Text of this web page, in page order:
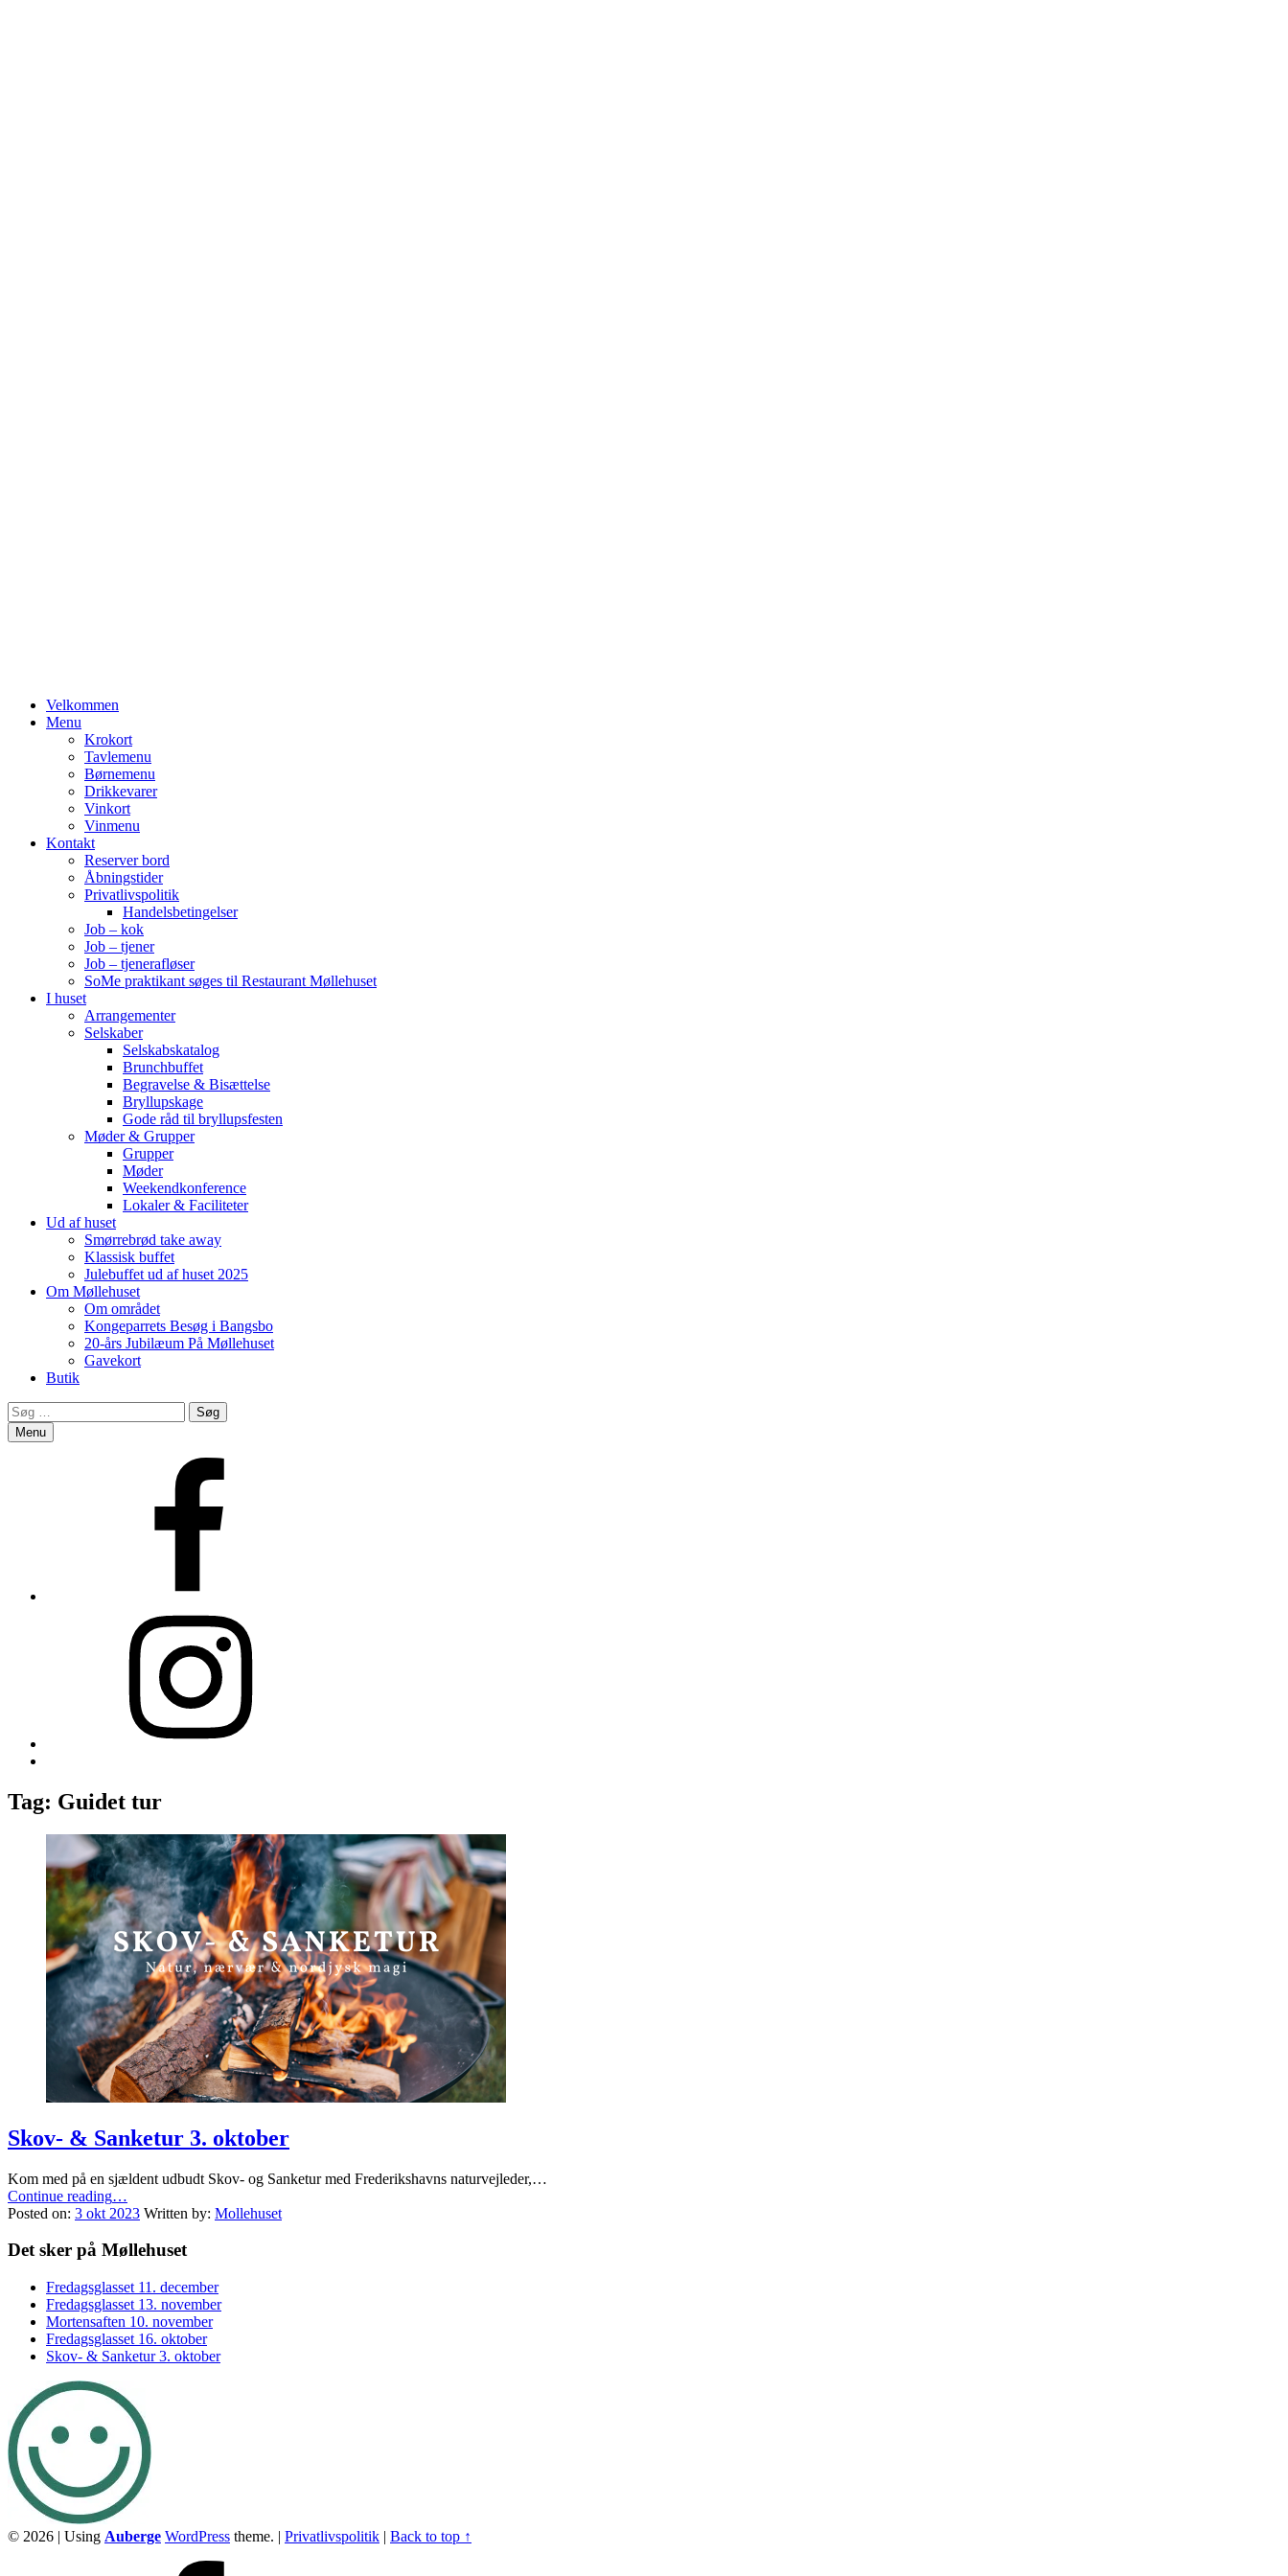
Primary
Menu
Velkommen
Menu
Krokort
Tavlemenu
Børnemenu
Drikkevarer
Vinkort
Vinmenu
Kontakt
Reserver bord
Åbningstider
Privatlivspolitik
Handelsbetingelser
Job – kok
Job – tjener
Job – tjenerafløser
SoMe praktikant søges til Restaurant Møllehuset
I huset
Arrangementer
Selskaber
Selskabskatalog
Brunchbuffet
Begravelse & Bisættelse
Bryllupskage
Gode råd til bryllupsfesten
Møder & Grupper
Grupper
Møder
Weekendkonference
Lokaler & Faciliteter
Ud af huset
Smørrebrød take away
Klassisk buffet
Julebuffet ud af huset 2025
Om Møllehuset
Om området
Kongeparrets Besøg i Bangsbo
20-års Jubilæum På Møllehuset
Gavekort
Butik
Search
Søg
efter:
Menu
top
↑
Tag: Guidet tur
Skov- & Sanketur 3. oktober
Kom med på en sjældent udbudt Skov- og Sanketur med Frederikshavns naturvejleder,…
Continue reading“Skov-
&
3.
…
Posted on: 3 okt 2023 Written by: Mollehuset
Footer
sidebar
Det sker på Møllehuset
Fredagsglasset 11. december
Fredagsglasset 13. november
Mortensaften 10. november
Fredagsglasset 16. oktober
Skov- & Sanketur 3. oktober
© 2026 | Using Auberge WordPress theme. | Privatlivspolitik | Back to top ↑